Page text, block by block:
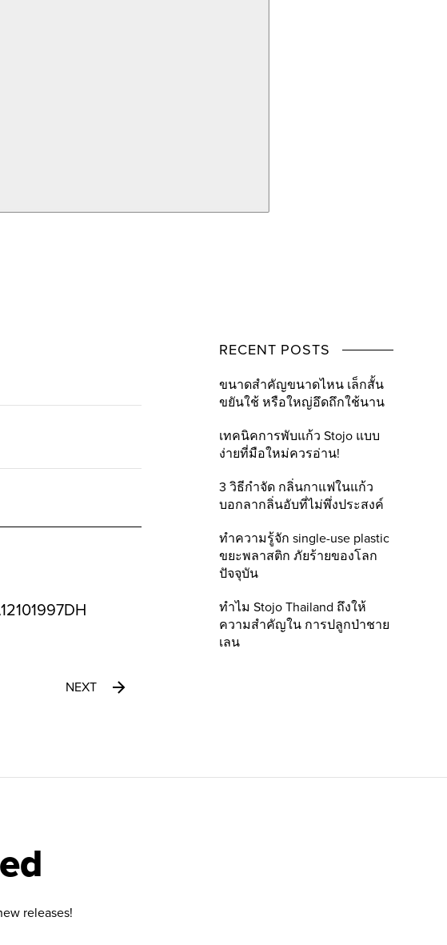
NEXT
RECENT POSTS
ขนาดสำคัญขนาดไหน เล็กสั้น
ขยันใช้ หรือใหญ่อึดถึกใช้นาน
เทคนิคการพับแก้ว Stojo แบบ
ง่ายที่มือใหม่ควรอ่าน!
3 วิธีกำจัด กลิ่นกาแฟในแก้ว
บอกลากลิ่นอับที่ไม่พึ่งประสงค์
ทำความรู้จัก single-use plastic
ขยะพลาสติก ภัยร้ายของโลก
ปัจจุบัน
ทำไม Stojo Thailand ถึงให้
ความสำคัญใน การปลูกป่าชาย
เลน
releases!